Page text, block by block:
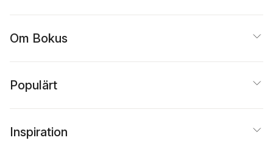
Om Bokus
Populärt
Inspiration